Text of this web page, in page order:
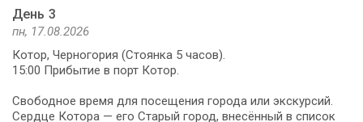
День 3
пн, 17.08.2026
Котор, Черногория (Стоянка 5 часов).
15:00 Прибытие в порт Котор.
Свободное время для посещения города или экскурсий.
Сердце Котора — его Старый город, внесённый в список